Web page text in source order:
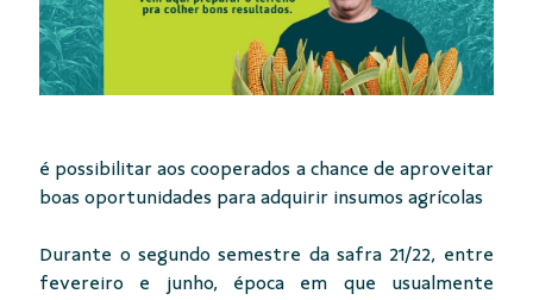
é possibilitar aos cooperados a chance de aproveitar
boas oportunidades para adquirir insumos agrícolas
Durante o segundo semestre da safra 21/22, entre
fevereiro e junho, época em que usualmente